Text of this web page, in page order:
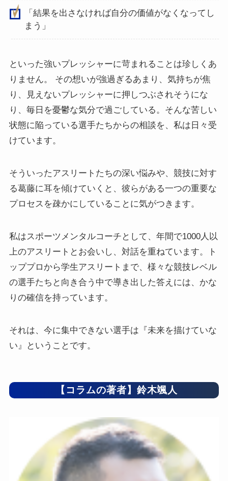
「結果を出さなければ自分の価値がなくなってし
まう」
といった強いプレッシャーに苛まれることは珍しくあ
りません。 その想いが強過ぎるあまり、気持ちが焦
り、見えないプレッシャーに押しつぶされそうにな
り、毎日を憂鬱な気分で過ごしている。そんな苦しい
状態に陥っている選手たちからの相談を、私は日々受
けています。
そういったアスリートたちの深い悩みや、競技に対す
る葛藤に耳を傾けていくと、彼らがある一つの重要な
プロセスを疎かにしていることに気がつきます。
私はスポーツメンタルコーチとして、年間で1000人以
上のアスリートとお会いし、対話を重ねています。ト
ッププロから学生アスリートまで、様々な競技レベル
の選手たちと向き合う中で導き出した答えには、かな
りの確信を持っています。
それは、今に集中できない選手は『未来を描けていな
い』ということです。
【コラムの著者】鈴木颯人